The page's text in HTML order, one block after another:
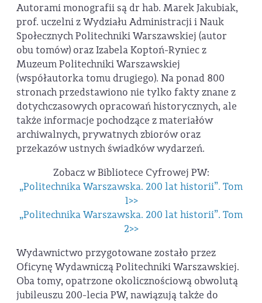
Autorami monografii są dr hab. Marek Jakubiak,
prof. uczelni z Wydziału Administracji i Nauk
Społecznych Politechniki Warszawskiej (autor
obu tomów) oraz Izabela Koptoń-Ryniec z
Muzeum Politechniki Warszawskiej
(współautorka tomu drugiego). Na ponad 800
stronach przedstawiono nie tylko fakty znane z
dotychczasowych opracowań historycznych, ale
także informacje pochodzące z materiałów
archiwalnych, prywatnych zbiorów oraz
przekazów ustnych świadków wydarzeń.
Zobacz w Bibliotece Cyfrowej PW:
„Politechnika Warszawska. 200 lat historii”. Tom
1>>
„Politechnika Warszawska. 200 lat historii”. Tom
2>>
Wydawnictwo przygotowane zostało przez
Oficynę Wydawniczą Politechniki Warszawskiej.
Oba tomy, opatrzone okolicznościową obwolutą
jubileuszu 200-lecia PW, nawiązują także do